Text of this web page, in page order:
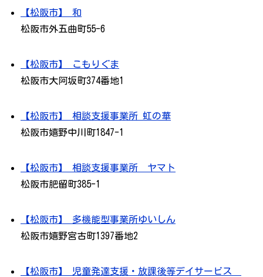
【松阪市】 和
松阪市外五曲町55-6
【松阪市】 こもりぐま
松阪市大阿坂町374番地1
【松阪市】 相談支援事業所 虹の華
松阪市嬉野中川町1847-1
【松阪市】 相談支援事業所 ヤマト
松阪市肥留町385-1
【松阪市】 多機能型事業所ゆいしん
松阪市嬉野宮古町1397番地2
【松阪市】 児童発達支援・放課後等デイサービス